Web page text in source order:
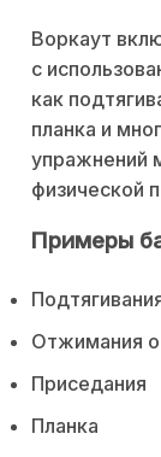
Воркаут
с
как
планка и
упражнений
физической
Примеры
Отжимания
Приседания
Планка